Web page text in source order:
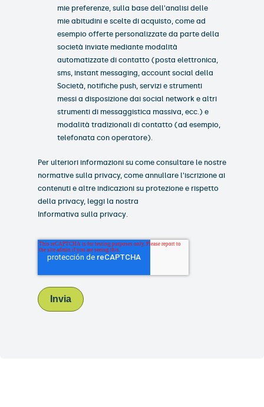
mie preferenze, sulla base dell'analisi delle
mie abitudini e scelte di acquisto, come ad
esempio offerte personalizzate da parte della
società inviate mediante modalità
automatizzate di contatto (posta elettronica,
sms, instant messaging, account social della
Società, notifiche push, servizi e strumenti
messi a disposizione dai social network e altri
strumenti di messaggistica massiva, ecc.) e
modalità tradizionali di contatto (ad esempio,
telefonata con operatore).
Per ulteriori informazioni su come consultare le nostre
normative sulla privacy, come annullare l'iscrizione ai
contenuti e altre indicazioni su protezione e rispetto
della privacy, leggi la nostra
Informativa sulla privacy